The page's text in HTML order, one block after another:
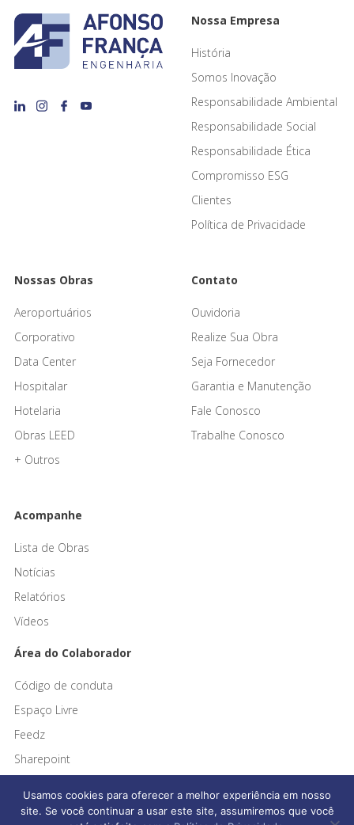
Nossa Empresa
História
Somos Inovação
Responsabilidade Ambiental
Responsabilidade Social
Responsabilidade Ética
Compromisso ESG
Clientes
Política de Privacidade
Nossas Obras
Aeroportuários
Corporativo
Data Center
Hospitalar
Hotelaria
Obras LEED
+ Outros
Contato
Ouvidoria
Realize Sua Obra
Seja Fornecedor
Garantia e Manutenção
Fale Conosco
Trabalhe Conosco
Acompanhe
Lista de Obras
Notícias
Relatórios
Vídeos
Área do Colaborador
Código de conduta
Espaço Livre
Feedz
Sharepoint
Usamos cookies para oferecer a melhor experiência em nosso
site. Se você continuar a usar este site, assumiremos que você